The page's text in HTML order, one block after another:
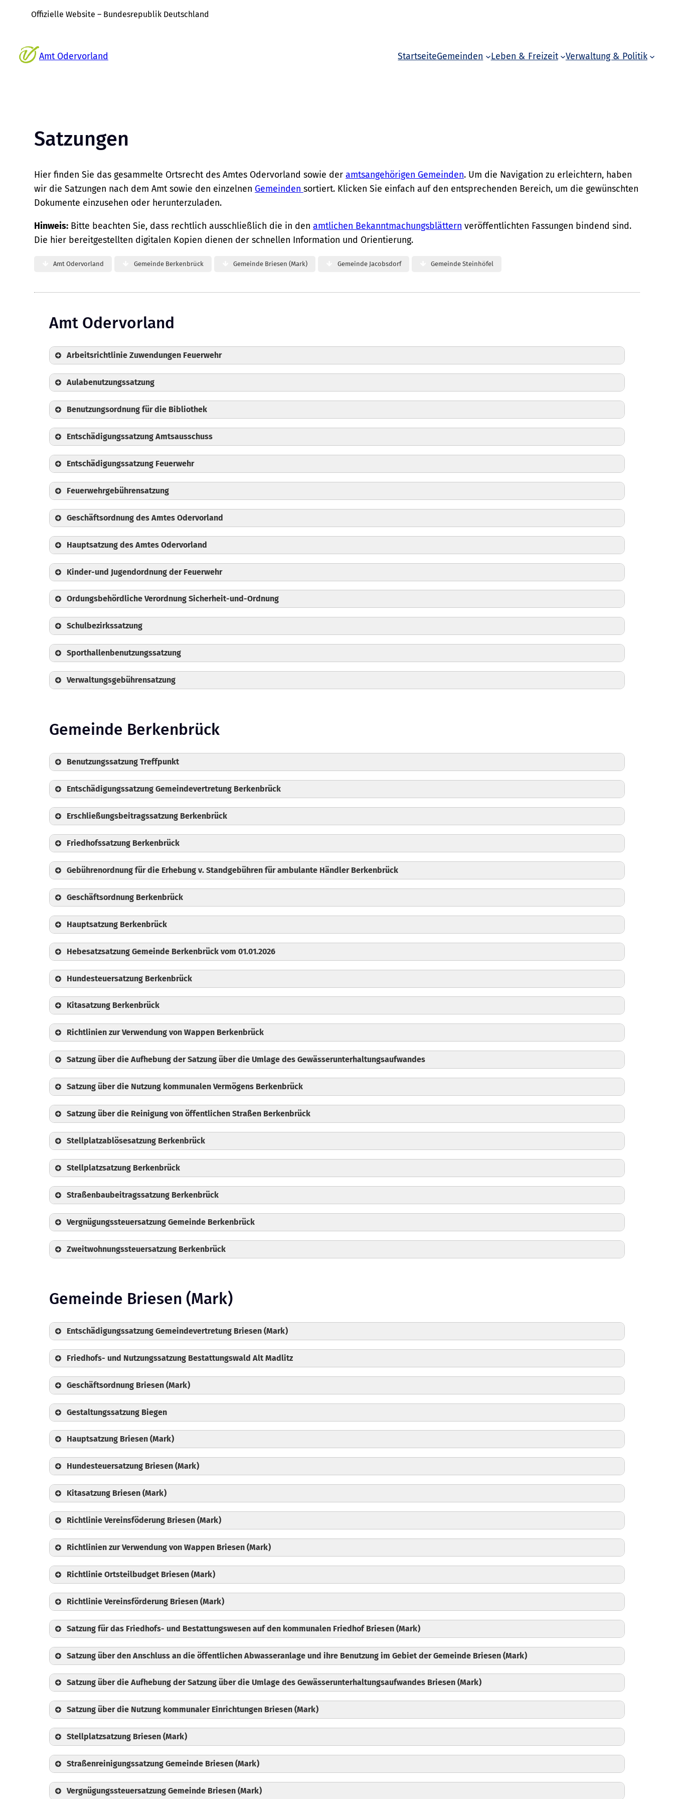
Offizielle Website – Bundesrepublik Deutschland
Inhalt
springen Amt Odervorland StartseiteGemeinden Leben & Freizeit Verwaltung & Politik
Satzungen
Hier finden Sie das gesammelte Ortsrecht des Amtes Odervorland sowie der amtsangehörigen Gemeinden. Um die Navigation zu erleichtern, haben
wir die Satzungen nach dem Amt sowie den einzelnen Gemeinden sortiert. Klicken Sie einfach auf den entsprechenden Bereich, um die gewünschten
Dokumente einzusehen oder herunterzuladen.
Hinweis:Bitte beachten Sie, dass rechtlich ausschließlich die in den amtlichen Bekanntmachungsblättern veröffentlichten Fassungen bindend sind.
Die hier bereitgestellten digitalen Kopien dienen der schnellen Information und Orientierung.
Amt Odervorland Gemeinde Berkenbrück Gemeinde Briesen (Mark) Gemeinde Jacobsdorf Gemeinde Steinhöfel
Amt Odervorland
Arbeitsrichtlinie Zuwendungen Feuerwehr
Aulabenutzungssatzung
📄Gebührenordnung
📄Antrag auf Nutzung Aula
📄Antrag auf Dauernutzung Aula
📄Nutzungsvereinbarung für die Sondernutzung
📄Nutzungsvereinbarung für die Dauernutzung
📄Aulaordnung
Benutzungsordnung für die Bibliothek
Entschädigungssatzung Amtsausschuss
Entschädigungssatzung Feuerwehr
Feuerwehrgebührensatzung
Geschäftsordnung des Amtes Odervorland
Hauptsatzung des Amtes Odervorland
Kinder-und Jugendordnung der Feuerwehr
Ordungsbehördliche Verordnung Sicherheit-und-Ordnung
Schulbezirkssatzung
Sporthallenbenutzungssatzung
📄Gebührenordnung
📄Antrag auf Dauernutzung Sporthalle Briesen
📄Nutzungsvereinbarung für die Sondernutzung
📄Nutzungsvereinbarung für die Dauernutzung
📄Hallenordnung
Verwaltungsgebührensatzung
Gemeinde Berkenbrück
Benutzungssatzung Treffpunkt
Entschädigungssatzung Gemeindevertretung Berkenbrück
Erschließungsbeitragssatzung Berkenbrück
Friedhofssatzung Berkenbrück
📄Gebührenordnung
Gebührenordnung für die Erhebung v. Standgebühren für ambulante Händler Berkenbrück
Geschäftsordnung Berkenbrück
Hauptsatzung Berkenbrück
Hebesatzsatzung Gemeinde Berkenbrück vom 01.01.2026
Hundesteuersatzung Berkenbrück
Kitasatzung Berkenbrück
Richtlinien zur Verwendung von Wappen Berkenbrück
Satzung über die Aufhebung der Satzung über die Umlage des Gewässerunterhaltungsaufwandes
Satzung über die Nutzung kommunalen Vermögens Berkenbrück
Satzung über die Reinigung von öffentlichen Straßen Berkenbrück
Stellplatzablösesatzung Berkenbrück
Stellplatzsatzung Berkenbrück
Straßenbaubeitragssatzung Berkenbrück
Vergnügungssteuersatzung Gemeinde Berkenbrück
Zweitwohnungssteuersatzung Berkenbrück
Gemeinde Briesen (Mark)
Entschädigungssatzung Gemeindevertretung Briesen (Mark)
Friedhofs- und Nutzungssatzung Bestattungswald Alt Madlitz
📄Entgeltverzeichnis
Geschäftsordnung Briesen (Mark)
Gestaltungssatzung Biegen
Hauptsatzung Briesen (Mark)
Hundesteuersatzung Briesen (Mark)
Kitasatzung Briesen (Mark)
Richtlinie Vereinsföderung Briesen (Mark)
Richtlinien zur Verwendung von Wappen Briesen (Mark)
Richtlinie Ortsteilbudget Briesen (Mark)
Richtlinie Vereinsförderung Briesen (Mark)
Satzung für das Friedhofs- und Bestattungswesen auf den kommunalen Friedhof Briesen (Mark)
Satzung über den Anschluss an die öffentlichen Abwasseranlage und ihre Benutzung im Gebiet der Gemeinde Briesen (Mark)
Satzung über die Aufhebung der Satzung über die Umlage des Gewässerunterhaltungsaufwandes Briesen (Mark)
Satzung über die Nutzung kommunaler Einrichtungen Briesen (Mark)
Stellplatzsatzung Briesen (Mark)
Straßenreinigungssatzung Gemeinde Briesen (Mark)
Vergnügungssteuersatzung Gemeinde Briesen (Mark)